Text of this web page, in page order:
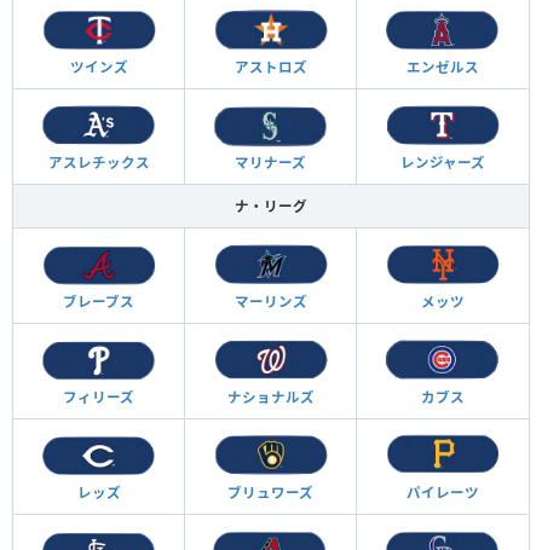
ツインズ アストロズ エンゼルス
アスレチックス マリナーズ レンジャーズ
ナ・リーグ
ブレーブス マーリンズ メッツ
フィリーズ ナショナルズ カブス
レッズ ブリュワーズ パイレーツ